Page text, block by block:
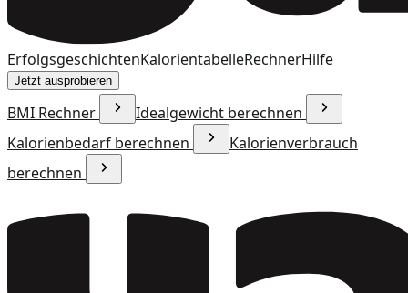
ErfolgsgeschichtenKalorientabelleRechnerHilfe
Jetzt ausprobieren
BMI Rechner
Idealgewicht berechnen
Kalorienbedarf berechnen
Kalorienverbrauch
berechnen